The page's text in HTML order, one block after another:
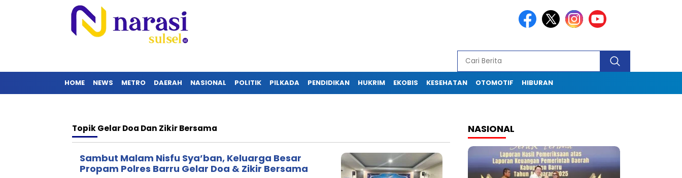
HOME NEWS METRO DAERAH NASIONAL POLITIK PILKADA PENDIDIKAN HUKRIM EKOBIS KESEHATAN OTOMOTIF HIBURAN
TopikGelar Doa Dan Zikir Bersama
Sambut Malam Nisfu Sya’ban, Keluarga Besar
Propam Polres Barru Gelar Doa & Zikir Bersama
NASIONAL